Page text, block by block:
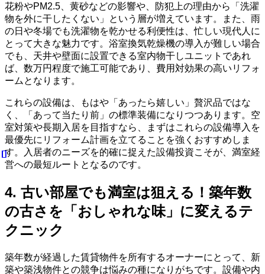
花粉やPM2.5、黄砂などの影響や、防犯上の理由から「洗濯
物を外に干したくない」という層が増えています。また、雨
の日や冬場でも洗濯物を乾かせる利便性は、忙しい現代人に
とって大きな魅力です。浴室換気乾燥機の導入が難しい場合
でも、天井や壁面に設置できる室内物干しユニットであれ
ば、数万円程度で施工可能であり、費用対効果の高いリフォ
ームとなります。
これらの設備は、もはや「あったら嬉しい」贅沢品ではな
く、「あって当たり前」の標準装備になりつつあります。空
室対策や長期入居を目指すなら、まずはこれらの設備導入を
最優先にリフォーム計画を立てることを強くおすすめしま
す。入居者のニーズを的確に捉えた設備投資こそが、満室経
営への最短ルートとなるのです。
4. 古い部屋でも満室は狙える！築年数
の古さを「おしゃれな味」に変えるテ
クニック
築年数が経過した賃貸物件を所有するオーナーにとって、新
築や築浅物件との競争は悩みの種になりがちです。設備や内